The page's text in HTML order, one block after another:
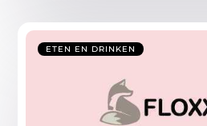
ETEN EN DRINKEN